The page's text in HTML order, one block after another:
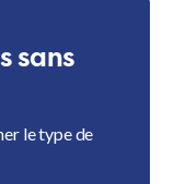
sans
le type de